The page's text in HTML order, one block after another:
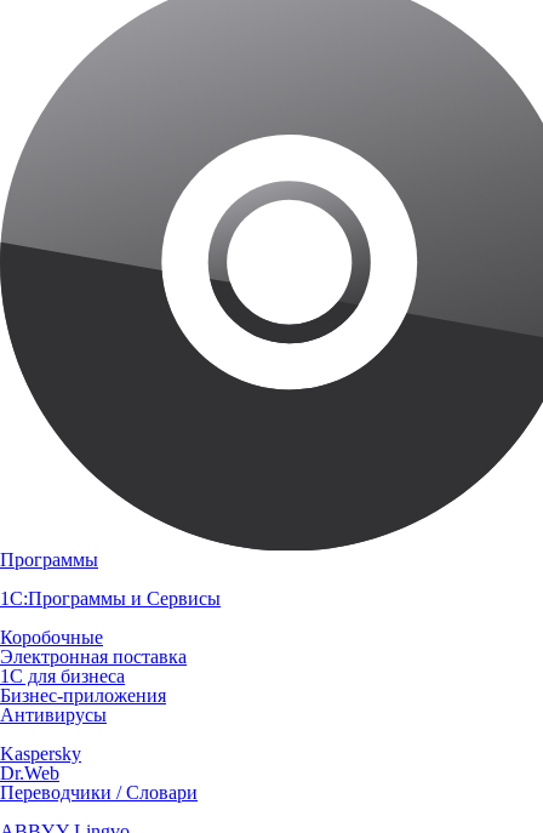
Программы
1С:Программы и Сервисы
Коробочные
Электронная поставка
1С для бизнеса
Бизнес-приложения
Антивирусы
Kaspersky
Dr.Web
Переводчики / Словари